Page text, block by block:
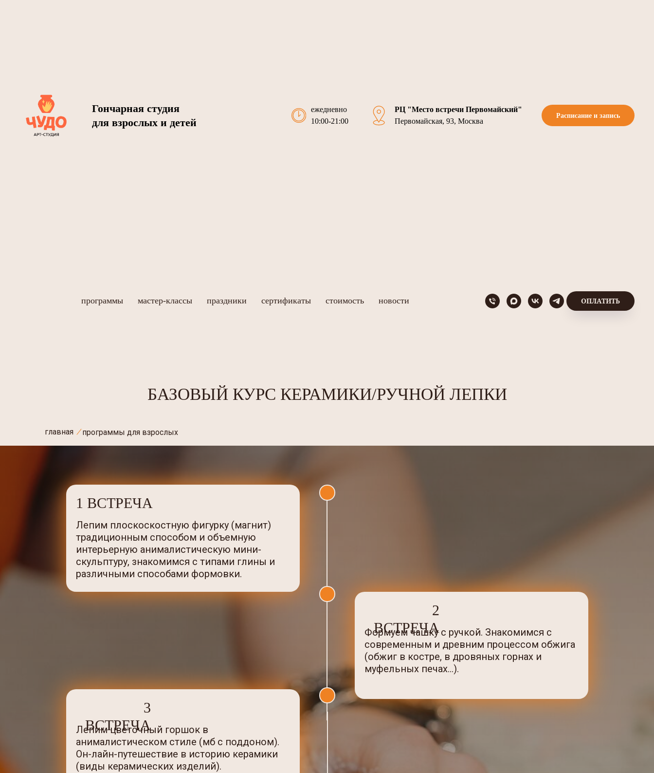
Гончарная студия
для взрослых и детей
ежедневно
10:00-21:00
РЦ "Место встречи Первомайский"
Первомайская, 93, Москва
Расписание и запись
программы мастер-классы праздники сертификаты стоимость новости ОПЛАТИТЬ
БАЗОВЫЙ КУРС КЕРАМИКИ/РУЧНОЙ ЛЕПКИ
главная программы для взрослых
Лепим цветочный горшок в
анималистическом стиле (мб с поддоном).
Он-лайн-путешествие в историю керамики
(виды керамических изделий).
3
ВСТРЕЧА
Формуем чашку с ручкой. Знакомимся с
современным и древним процессом обжига
(обжиг в костре, в дровяных горнах и
муфельных печах...).
2
ВСТРЕЧА
Лепим плоскоскостную фигурку (магнит)
традиционным способом и объемную
интерьерную анималистическую мини-
скульптуру, знакомимся с типами глины и
различными способами формовки.
1 ВСТРЕЧА